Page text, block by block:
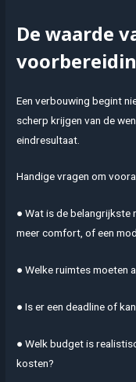
De waarde
Een verbouwing begint
scherp krijgen van de
eindresultaat.
Handige vragen om
● Wat is de belangrijkste
meer comfort, of een
● Welke ruimtes moeten
● Is er een deadline of
● Welk budget is
kosten?